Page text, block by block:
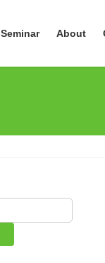
Seminar About